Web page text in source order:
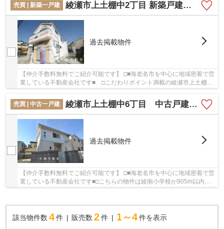
売買 | 新築一戸建
綾瀬市上土棚中2丁目 新築戸建て 全5棟 【仲介手数料無料】
過去掲載物件
【仲介手数料無料でご紹介可能です】 □■海老名市を中心に地域密着で営
業している不動産会社です■ □こだわりポイント満載の綾瀬市上土棚中
売買 | 中古一戸建
綾瀬市上土棚中6丁目 中古戸建て【仲介手数料無料】
過去掲載物件
【仲介手数料無料でご紹介可能です】 □■海老名市を中心に地域密着で営
業している不動産会社です■□こちらの物件は綾南小学校が905m以内に
該当物件数 4件 販売数 2 件 1～4 件を表示